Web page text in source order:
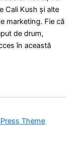
Cali Kush și alte
marketing. Fie că
de drum,
în această
Theme